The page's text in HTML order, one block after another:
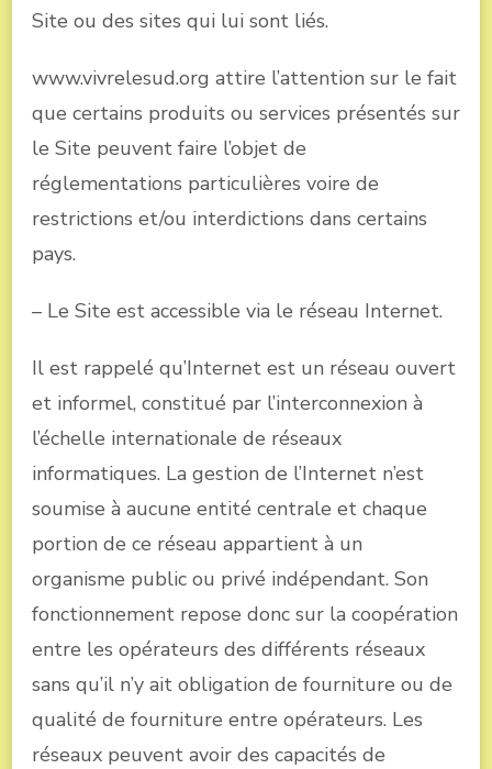
Site ou des sites qui lui sont liés.
www.vivrelesud.org attire l’attention sur le fait
que certains produits ou services présentés sur
le Site peuvent faire l’objet de
réglementations particulières voire de
restrictions et/ou interdictions dans certains
pays.
– Le Site est accessible via le réseau Internet.
Il est rappelé qu’Internet est un réseau ouvert
et informel, constitué par l’interconnexion à
l’échelle internationale de réseaux
informatiques. La gestion de l’Internet n’est
soumise à aucune entité centrale et chaque
portion de ce réseau appartient à un
organisme public ou privé indépendant. Son
fonctionnement repose donc sur la coopération
entre les opérateurs des différents réseaux
sans qu’il n’y ait obligation de fourniture ou de
qualité de fourniture entre opérateurs. Les
réseaux peuvent avoir des capacités de